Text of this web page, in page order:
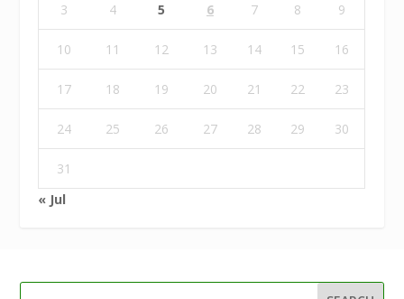
3 4 5 6 7 8 9
10 11 12 13 14 15 16
17 18 19 20 21 22 23
24 25 26 27 28 29 30
31
« Jul